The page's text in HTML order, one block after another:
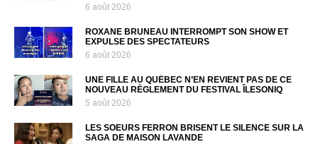
6 août 2026
ROXANE BRUNEAU INTERROMPT SON SHOW ET
EXPULSE DES SPECTATEURS
6 août 2026
UNE FILLE AU QUÉBEC N’EN REVIENT PAS DE CE
NOUVEAU RÈGLEMENT DU FESTIVAL ÎLESONIQ
5 août 2026
LES SOEURS FERRON BRISENT LE SILENCE SUR LA
SAGA DE MAISON LAVANDE